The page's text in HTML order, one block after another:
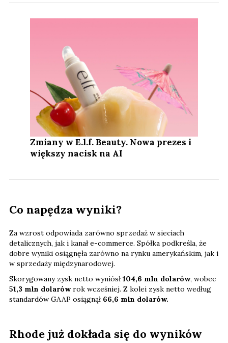
Zmiany w E.l.f. Beauty. Nowa prezes i
większy nacisk na AI
Co napędza wyniki?
Za wzrost odpowiada zarówno sprzedaż w sieciach
detalicznych, jak i kanał e-commerce. Spółka podkreśla, że
dobre wyniki osiągnęła zarówno na rynku amerykańskim, jak i
w sprzedaży międzynarodowej.
Skorygowany zysk netto wyniósł104,6 mln dolarów, wobec
51,3 mln dolarówrok wcześniej. Z kolei zysk netto według
standardów GAAP osiągnął 66,6 mln dolarów.
Rhode już dokłada się do wyników